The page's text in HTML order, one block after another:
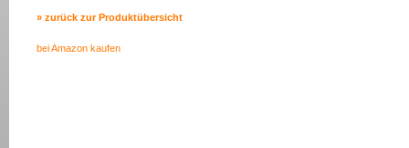
» zurück zur Produktübersicht
bei Amazon kaufen